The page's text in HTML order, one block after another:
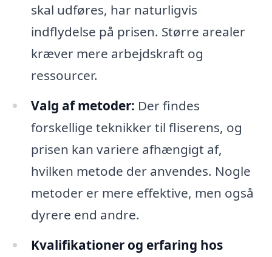
skal udføres, har naturligvis
indflydelse på prisen. Større arealer
kræver mere arbejdskraft og
ressourcer.
Valg af metoder: Der findes
forskellige teknikker til fliserens, og
prisen kan variere afhængigt af,
hvilken metode der anvendes. Nogle
metoder er mere effektive, men også
dyrere end andre.
Kvalifikationer og erfaring hos